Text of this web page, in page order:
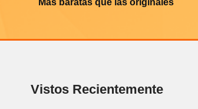
Vistos Recientemente